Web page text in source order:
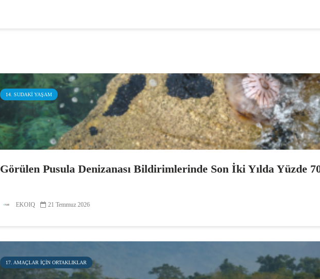
14. SUDAKI YAŞAM
Görülen Pusula Denizanası Bildirimlerinde Son İki Yılda Yüzde
EKOIQ 21 Temmuz 2026
17. AMAÇLAR IÇIN ORTAKLIKLAR